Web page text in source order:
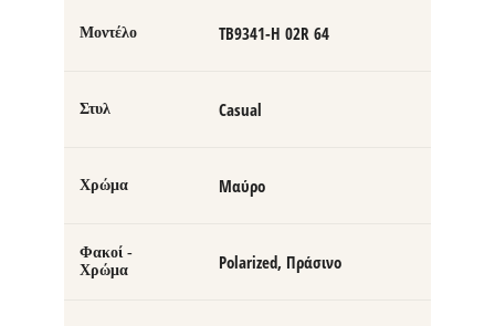
Μοντέλο TB9341-H 02R 64
Στυλ Casual
Χρώμα Μαύρο
Φακοί -
Χρώμα
Polarized, Πράσινο